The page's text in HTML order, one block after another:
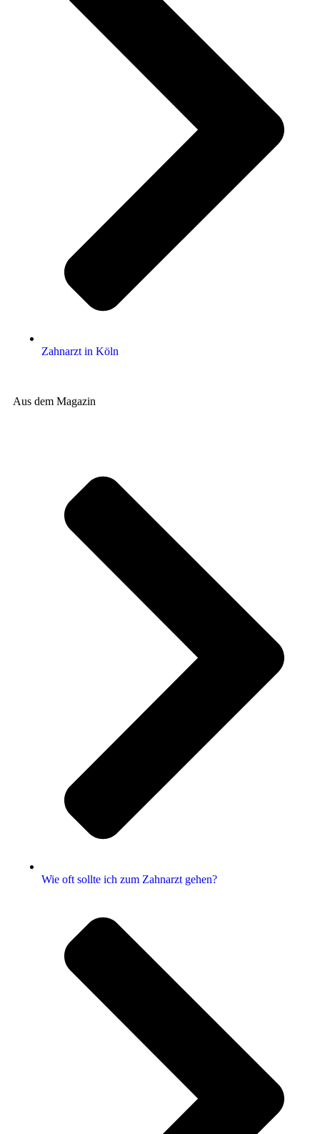
Zahnarzt in Köln
Aus dem Magazin
Wie oft sollte ich zum Zahnarzt gehen?